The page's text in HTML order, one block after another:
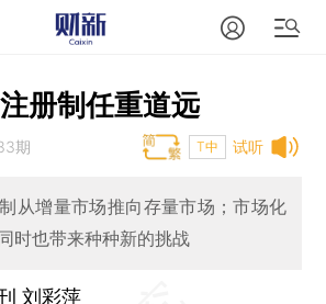
册制任重道远
试听
期 T中
从增量市场推向存量市场；市场化
时也带来种种新的挑战
刘彩萍